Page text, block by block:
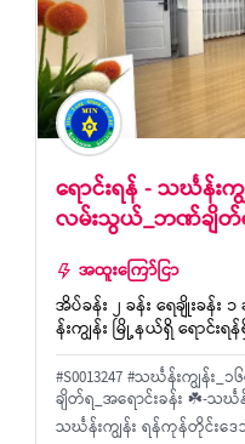
ရောင်းရန် - သင်္ဃန်
လမ်းသွယ်_ဘဏ်ချိတ်ရ
အထူးကြော်ငြာ
အိပ်ခန်း ၂ ခန်း ရေချိုးခန်း
န်းကျွန်း မြို့နယ်ရှိ ရောင်း
#S0013247 #သင်္ဃန်းက
ချိတ်ရ_အရောင်းခန်း ☘️-သင်္ဃ
သင်္ဃန်းကျွန်း ရန်ကုန်တိုင်းဒေ